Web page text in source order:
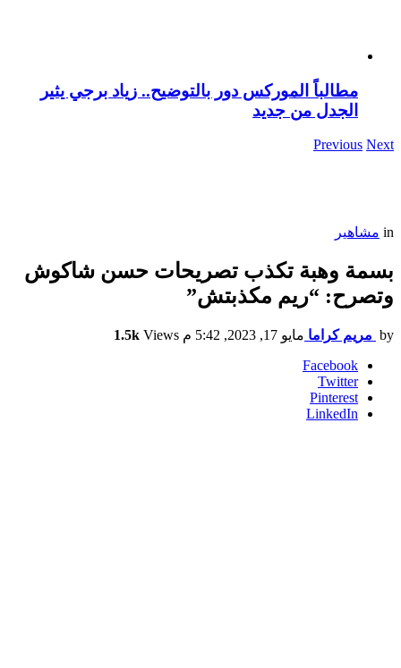
مطالباً الموركس دور بالتوضيح.. زياد برجي يثير
الجدل من جديد
Previous Next
in مشاهير
بسمة وهبة تكذب تصريحات حسن شاكوش
وتصرح: “ريم مكذبتش”
by مريم كراما مايو 17, 2023, 5:42 م 1.5k Views
Facebook
Twitter
Pinterest
LinkedIn